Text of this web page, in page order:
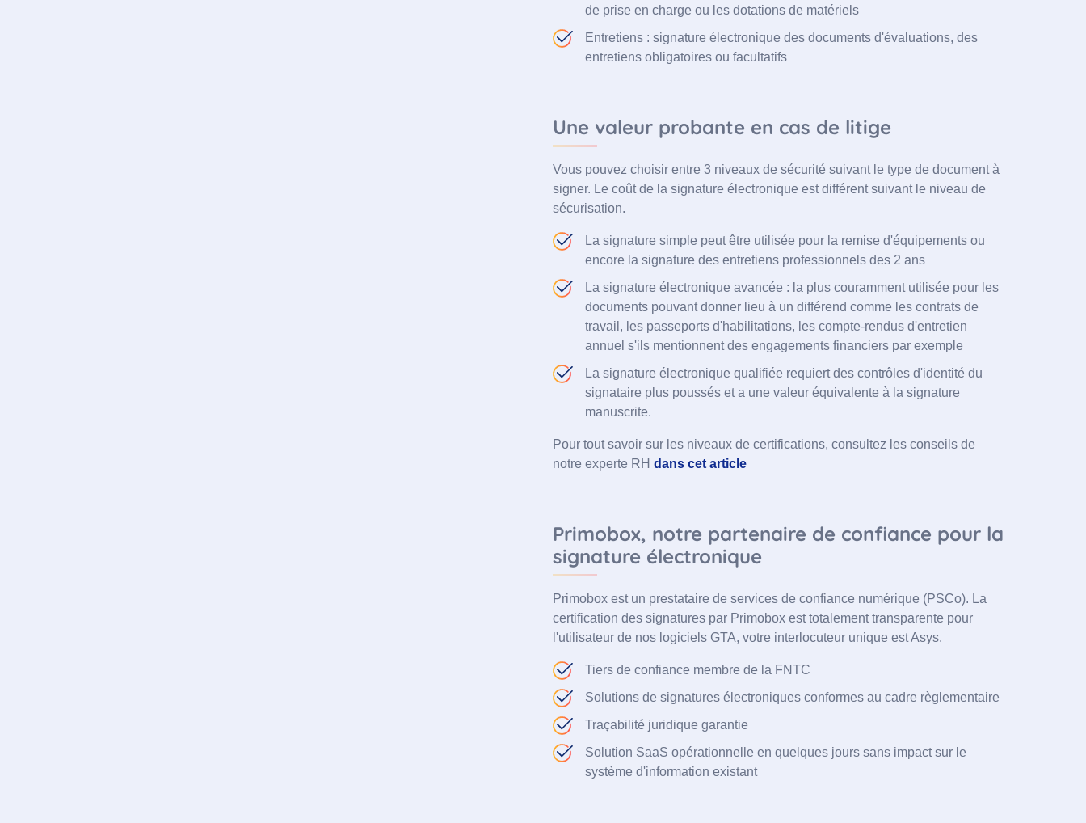
de prise en charge ou les dotations de matériels
Entretiens : signature électronique des documents d'évaluations, des
entretiens obligatoires ou facultatifs
Une valeur probante en cas de litige
Vous pouvez choisir entre 3 niveaux de sécurité suivant le type de document à
signer. Le coût de la signature électronique est différent suivant le niveau de
sécurisation.
La signature simple peut être utilisée pour la remise d'équipements ou
encore la signature des entretiens professionnels des 2 ans
La signature électronique avancée : la plus couramment utilisée pour les
documents pouvant donner lieu à un différend comme les contrats de
travail, les passeports d'habilitations, les compte-rendus d'entretien
annuel s'ils mentionnent des engagements financiers par exemple
La signature électronique qualifiée requiert des contrôles d'identité du
signataire plus poussés et a une valeur équivalente à la signature
manuscrite.
Pour tout savoir sur les niveaux de certifications, consultez les conseils de
notre experte RH dans cet article
Primobox, notre partenaire de confiance pour la
signature électronique
Primobox est un prestataire de services de confiance numérique (PSCo). La
certification des signatures par Primobox est totalement transparente pour
l'utilisateur de nos logiciels GTA, votre interlocuteur unique est Asys.
Tiers de confiance membre de la FNTC
Solutions de signatures électroniques conformes au cadre règlementaire
Traçabilité juridique garantie
Solution SaaS opérationnelle en quelques jours sans impact sur le
système d'information existant